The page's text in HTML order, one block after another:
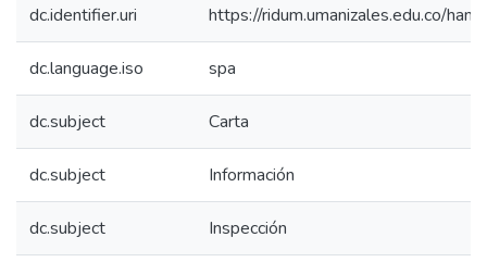
dc.identifier.uri https://ridum.umanizales.edu.co/
dc.language.iso spa
dc.subject Carta
dc.subject Información
dc.subject Inspección